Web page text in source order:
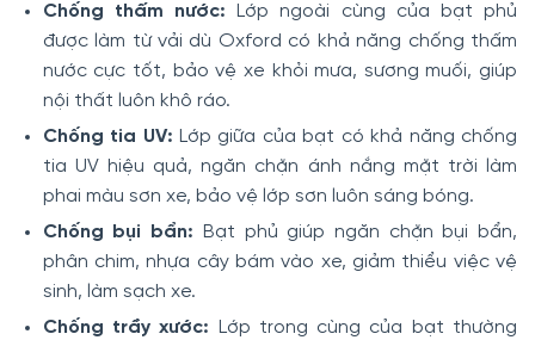
Chống thấm nước: Lớp ngoài cùng của bạt phủ
được làm từ vải dù Oxford có khả năng chống thấm
nước cực tốt, bảo vệ xe khỏi mưa, sương muối, giúp
nội thất luôn khô ráo.
Chống tia UV: Lớp giữa của bạt có khả năng chống
tia UV hiệu quả, ngăn chặn ánh nắng mặt trời làm
phai màu sơn xe, bảo vệ lớp sơn luôn sáng bóng.
Chống bụi bẩn: Bạt phủ giúp ngăn chặn bụi bẩn,
phân chim, nhựa cây bám vào xe, giảm thiểu việc vệ
sinh, làm sạch xe.
Chống trầy xước: Lớp trong cùng của bạt thường